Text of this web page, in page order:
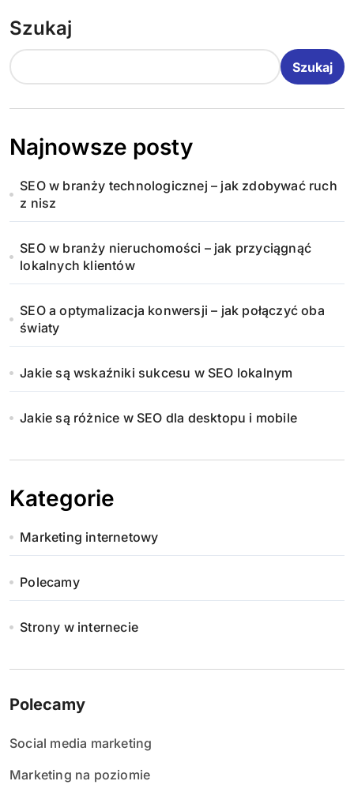
Szukaj
Szukaj
Najnowsze posty
SEO w branży technologicznej – jak zdobywać ruch
z nisz
SEO w branży nieruchomości – jak przyciągnąć
lokalnych klientów
SEO a optymalizacja konwersji – jak połączyć oba
światy
Jakie są wskaźniki sukcesu w SEO lokalnym
Jakie są różnice w SEO dla desktopu i mobile
Kategorie
Marketing internetowy
Polecamy
Strony w internecie
Polecamy
Social media marketing
Marketing na poziomie